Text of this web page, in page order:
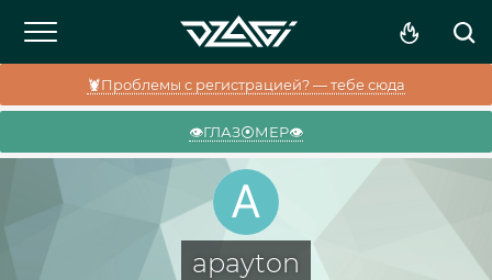
🦞Проблемы с регистрацией? — тебе сюда
👁️ГЛАЗ⦿МЕР👁️
apayton